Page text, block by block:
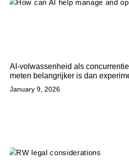
AI-volwassenheid als
meten belangrijker is dan
January 9, 2026